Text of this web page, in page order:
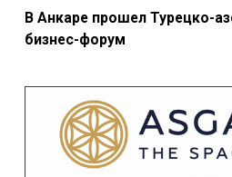
В Анкаре прошел Турецко-
бизнес-форум